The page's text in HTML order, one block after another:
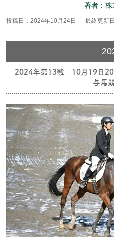
著者：
投稿日：2024年10月24日 最終更新
2024年第13戦 10月19日
与馬